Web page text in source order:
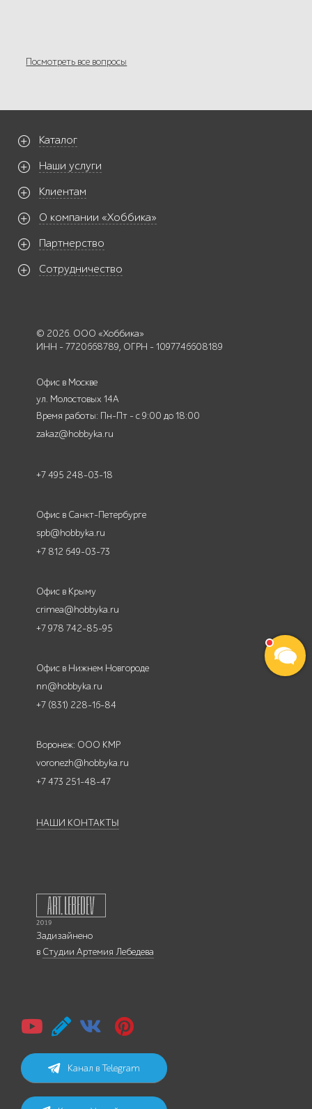
Посмотреть все вопросы
Каталог
Наши услуги
Клиентам
О компании «Хоббика»
Партнерство
Сотрудничество
© 2026. ООО «Хоббика»
ИНН - 7720668789, ОГРН - 1097746608189
Офис в Москве
ул. Молостовых 14А
Время работы: Пн-Пт - с 9:00 до 18:00
zakaz@hobbyka.ru
+7 495 248-03-18
Офис в Санкт-Петербурге
spb@hobbyka.ru
+7 812 649-03-73
Офис в Крыму
crimea@hobbyka.ru
+7 978 742-85-95
Офис в Нижнем Новгороде
nn@hobbyka.ru
+7 (831) 228-16-84
Воронеж: ООО КМР
voronezh@hobbyka.ru
+7 473 251-48-47
НАШИ КОНТАКТЫ
Задизайнено
в Студии Артемия Лебедева
Канал в Telegram